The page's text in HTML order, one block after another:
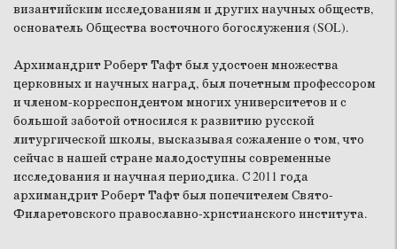
византийским исследованиям и других научных обществ,
основатель Общества восточного богослужения (SOL).
Архимандрит Роберт Тафт был удостоен множества
церковных и научных наград, был почетным профессором
и членом-корреспондентом многих университетов и с
большой заботой относился к развитию русской
литургической школы, высказывая сожаление о том, что
сейчас в нашей стране малодоступны современные
исследования и научная периодика. С 2011 года
архимандрит Роберт Тафт был попечителем Свято-
Филаретовского православно-христианского института.